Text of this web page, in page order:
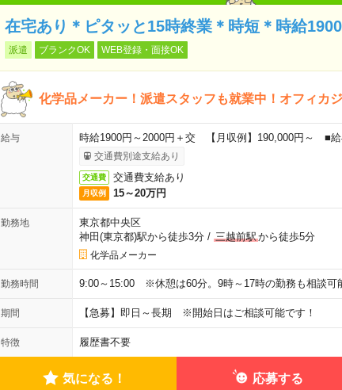
在宅あり＊ピタッと15時終業＊時短＊時給
派遣 ブランクOK WEB登録・面接OK
化学品メーカー！派遣スタッフも就業中！オフィカ
給与 時給1900円～2000円＋交 【月収例】190,000円～ ■給
交通費別途支給あり
交通費 交通費支給あり
月収例 15～20万円
勤務地
東京都中央区
神田(東京都)駅から徒歩3分/ 三越前駅から徒歩5分
化学品メーカー
勤務時間 9:00～15:00 ※休憩は60分。9時～17時の勤務も相談可
期間 【急募】即日～長期 ※開始日はご相談可能です！
特徴 履歴書不要
気になる！ 応募する